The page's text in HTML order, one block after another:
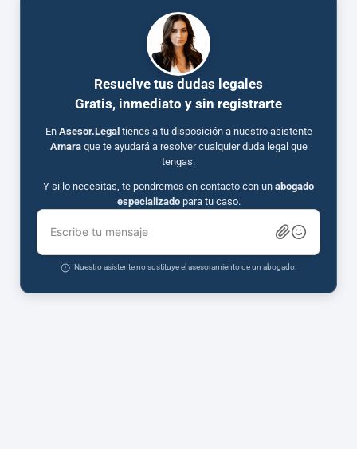
Resuelve tus dudas legales
Gratis, inmediato y sin registrarte
En Asesor.Legal tienes a tu disposición a nuestro asistente
Amaraque te ayudará a resolver cualquier duda legal que
tengas.
Y si lo necesitas, te pondremos en contacto con un abogado
especializadopara tu caso.
Escribe tu mensaje
Nuestro asistente no sustituye el asesoramiento de un abogado.